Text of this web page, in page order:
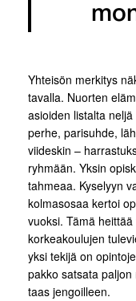
Yhteisön merkitys
tavalla. Nuorten
asioiden listalta
perhe, parisuhde,
viideskin –
ryhmään. Yksin
tahmeaa. Kyselyyn
kolmasosaa kertoi
vuoksi. Tämä
korkeakoulujen
yksi tekijä on
pakko satsata
taas jengoilleen.